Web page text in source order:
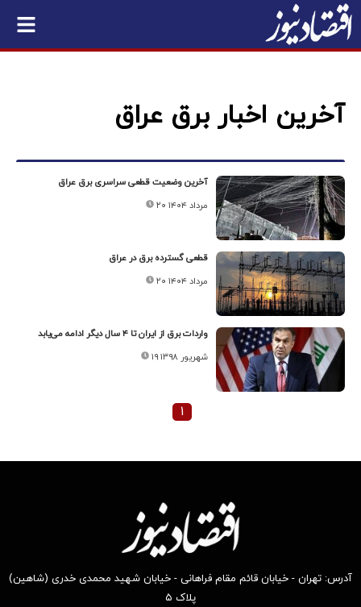
آخرین اخبار برق عراق
آخرین وضعیت قطعی سراسری برق عراق
۲۰ مرداد ۱۴۰۴
قطعی گسترده برق در عراق
۲۰ مرداد ۱۴۰۴
واردات برق از ایران تا ۴ سال دیگر ادامه می‌یابد
۱۹ شهریور ۱۳۹۸
۱
آدرس: تهران - خیابان قائم مقام فراهانی - خیابان شهید محمدی خدری (شاهین)
پلاک ۵